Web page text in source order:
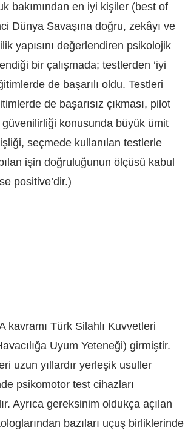
bakımından en iyi kişiler (best of
Dünya Savaşına doğru, zekâyı ve
yapısını değerlendiren psikolojik
bir çalışmada; testlerden ‘iyi
de başarılı oldu. Testleri
de başarısız çıkması, pilot
konusunda büyük ümit
seçmede kullanılan testlerle
işin doğruluğunun ölçüsü kabul
positive’dir.)
kavramı Türk Silahlı Kuvvetleri
Uyum Yeteneği) girmiştir.
uzun yıllardır yerleşik usuller
psikomotor test cihazları
Ayrıca gereksinim oldukça açılan
bazıları uçuş birliklerinde